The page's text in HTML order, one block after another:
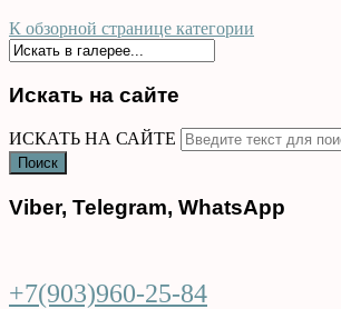
К обзорной странице категории
Искать на сайте
ИСКАТЬ НА САЙТЕ
Поиск
Viber, Telegram, WhatsApp
+7(903)960-25-84